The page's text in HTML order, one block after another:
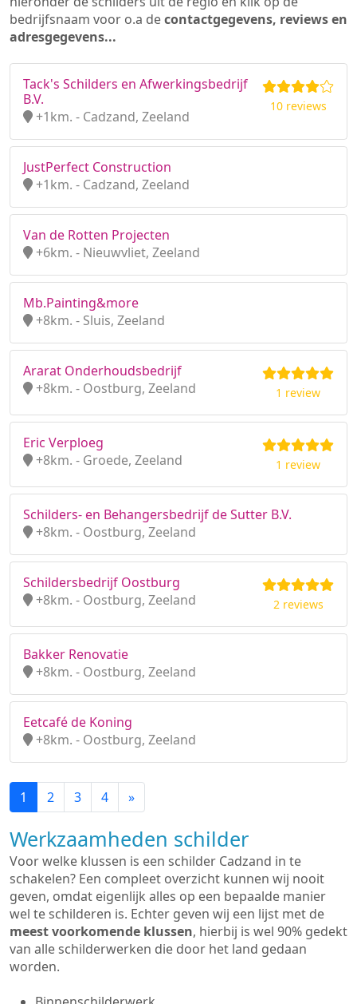
bedrijfsnaam voor o.a decontactgegevens, reviews en
adresgegevens...
Tack's Schilders en Afwerkingsbedrijf
B.V.
+1km. - Cadzand, Zeeland
10 reviews
JustPerfect Construction
+1km. - Cadzand, Zeeland
Van de Rotten Projecten
+6km. - Nieuwvliet, Zeeland
Mb.Painting&more
+8km. - Sluis, Zeeland
Ararat Onderhoudsbedrijf
+8km. - Oostburg, Zeeland
1 review
Eric Verploeg
+8km. - Groede, Zeeland
1 review
Schilders- en Behangersbedrijf de Sutter B.V.
+8km. - Oostburg, Zeeland
Schildersbedrijf Oostburg
+8km. - Oostburg, Zeeland
2 reviews
Bakker Renovatie
+8km. - Oostburg, Zeeland
Eetcafé de Koning
+8km. - Oostburg, Zeeland
1 2 3 4 »
Werkzaamheden schilder
Voor welke klussen is een schilder Cadzand in te
schakelen? Een compleet overzicht kunnen wij nooit
geven, omdat eigenlijk alles op een bepaalde manier
wel te schilderen is. Echter geven wij een lijst met de
meest voorkomende klussen, hierbij is wel 90% gedekt
van alle schilderwerken die door het land gedaan
worden.